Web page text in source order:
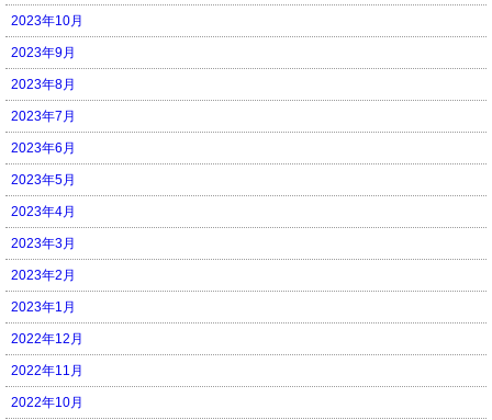
2023年10月
2023年9月
2023年8月
2023年7月
2023年6月
2023年5月
2023年4月
2023年3月
2023年2月
2023年1月
2022年12月
2022年11月
2022年10月